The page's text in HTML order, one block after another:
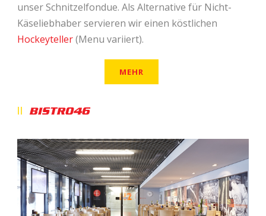
unser Schnitzelfondue. Als Alternative für Nicht-
Käseliebhaber servieren wir einen köstlichen
Hockeyteller(Menu variiert).
MEHR
BISTRO46